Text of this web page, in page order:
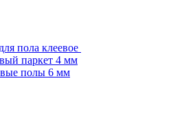
пола клеевое
паркет 4 мм
полы 6 мм